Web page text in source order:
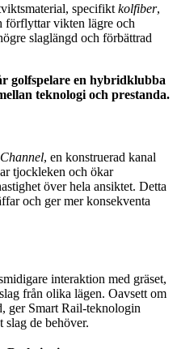
specifikt kolfiber,
förflyttar vikten lägre och
slaglängd och förbättrad
golfspelare en hybridklubba
teknologi och prestanda.
, en konstruerad kanal
tjockleken och ökar
över hela ansiktet. Detta
och ger mer konsekventa
interaktion med gräset,
från olika lägen. Oavsett om
ger Smart Rail-teknologin
slag de behöver.